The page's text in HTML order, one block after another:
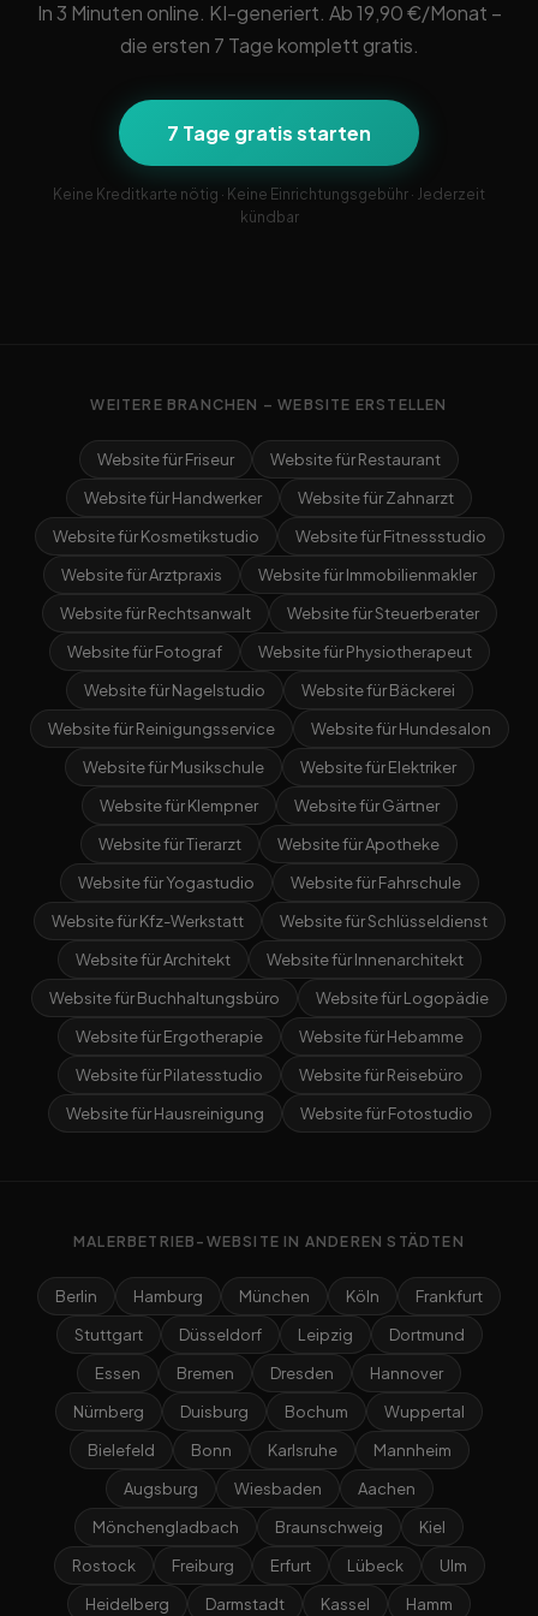
In 3 Minuten online. KI-generiert. Ab 19,90 €/Monat –
die ersten 7 Tage komplett gratis.
7 Tage gratis starten
Keine Kreditkarte nötig · Keine Einrichtungsgebühr · Jederzeit
kündbar
WEITERE BRANCHEN – WEBSITE ERSTELLEN
Website für Friseur
Website für Restaurant
Website für Handwerker
Website für Zahnarzt
Website für Kosmetikstudio
Website für Fitnessstudio
Website für Arztpraxis
Website für Immobilienmakler
Website für Rechtsanwalt
Website für Steuerberater
Website für Fotograf
Website für Physiotherapeut
Website für Nagelstudio
Website für Bäckerei
Website für Reinigungsservice
Website für Hundesalon
Website für Musikschule
Website für Elektriker
Website für Klempner
Website für Gärtner
Website für Tierarzt
Website für Apotheke
Website für Yogastudio
Website für Fahrschule
Website für Kfz-Werkstatt
Website für Schlüsseldienst
Website für Architekt
Website für Innenarchitekt
Website für Buchhaltungsbüro
Website für Logopädie
Website für Ergotherapie
Website für Hebamme
Website für Pilatesstudio
Website für Reisebüro
Website für Hausreinigung
Website für Fotostudio
MALERBETRIEB-WEBSITE IN ANDEREN STÄDTEN
Berlin Hamburg München Köln
Frankfurt
Stuttgart
Düsseldorf Leipzig
Dortmund
Essen
Bremen Dresden
Hannover
Nürnberg
Duisburg Bochum
Wuppertal
Bielefeld
Bonn Karlsruhe
Mannheim
Augsburg
Wiesbaden
Aachen
Mönchengladbach
Braunschweig
Kiel
Rostock
Freiburg Erfurt Lübeck
Ulm
Heidelberg
Darmstadt Kassel Hamm